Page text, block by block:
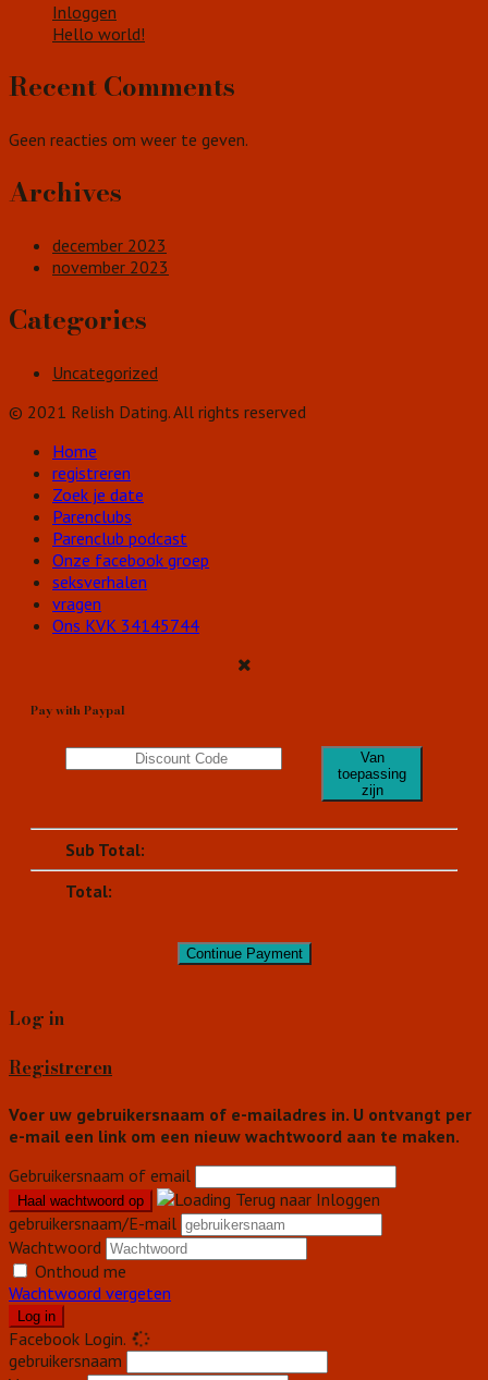
Inloggen
Hello world!
Recent Comments
Geen reacties om weer te geven.
Archives
december 2023
november 2023
Categories
Uncategorized
© 2021 Relish Dating. All rights reserved
Home
registreren
Zoek je date
Parenclubs
Parenclub podcast
Onze facebook groep
seksverhalen
vragen
Ons KVK 34145744
Pay with Paypal
Van
toepassing
zijn
Sub Total:
Total:
Log in
Registreren
Voer uw gebruikersnaam of e-mailadres in. U ontvangt per
e-mail een link om een nieuw wachtwoord aan te maken.
Gebruikersnaam of email
Terug naar Inloggen
gebruikersnaam/E-mail
Wachtwoord
Onthoud me
Wachtwoord vergeten
Facebook Login.
gebruikersnaam